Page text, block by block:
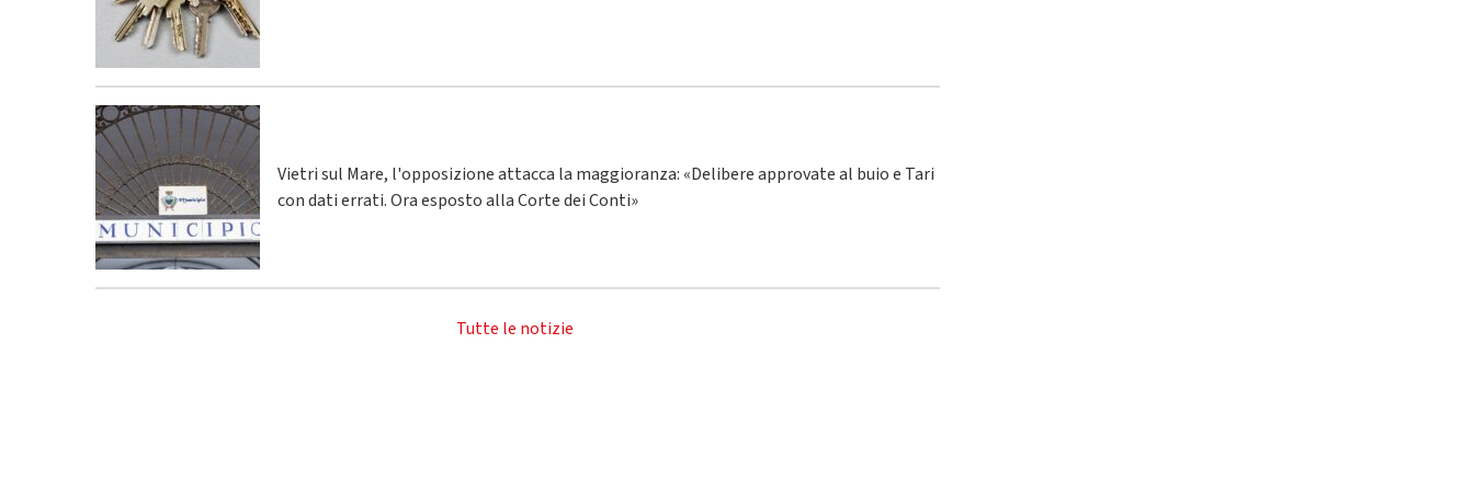
Vietri sul Mare, l'opposizione attacca la maggioranza: «Delibere approvate al buio e Tari
con dati errati. Ora esposto alla Corte dei Conti»
Tutte le notizie